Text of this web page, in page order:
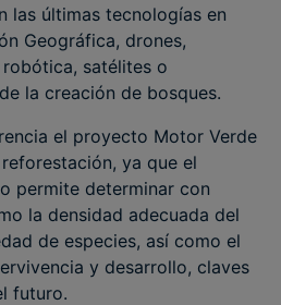
las últimas tecnologías en
Geográfica, drones,
satélites o
la creación de bosques.
el proyecto Motor Verde
ya que el
permite determinar con
la densidad adecuada del
de especies, así como el
y desarrollo, claves
futuro.